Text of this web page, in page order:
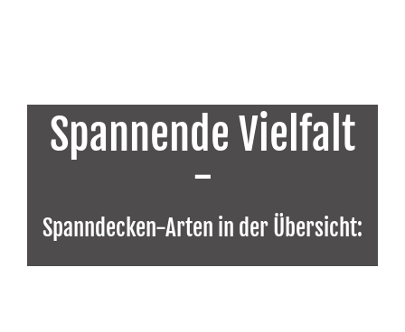
Spannende Vielfalt
-
Spanndecken-Arten in der Übersicht: